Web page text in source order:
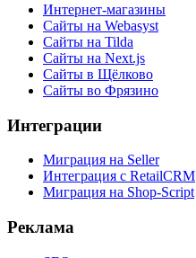
Интернет-магазины
Сайты на Webasyst
Сайты на Tilda
Сайты на Next.js
Сайты в Щёлково
Сайты во Фрязино
Интеграции
Миграция на Seller
Интеграция с RetailCRM
Миграция на Shop-Script
Реклама